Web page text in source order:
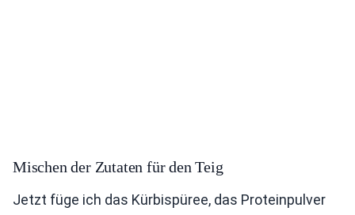
Mischen der Zutaten für den Teig
Jetzt füge ich das Kürbispüree, das Proteinpulver